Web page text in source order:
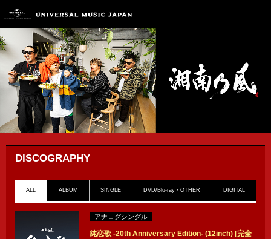
DISCOGRAPHY
ALL ALBUM SINGLE DVD/Blu-ray・OTHER DIGITAL
アナログシングル
純恋歌 -20th Anniversary Edition- (12inch) [完全